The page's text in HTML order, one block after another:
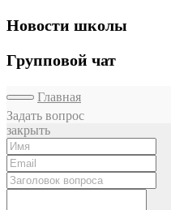
Новости школы
Групповой чат
Главная
Задать вопрос
закрыть